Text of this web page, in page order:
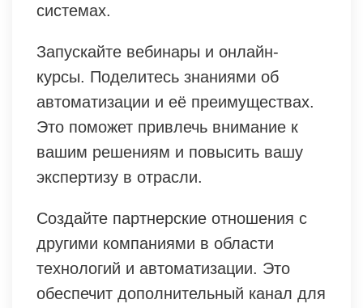
системах.
Запускайте вебинары и онлайн-
курсы. Поделитесь знаниями об
автоматизации и её преимуществах.
Это поможет привлечь внимание к
вашим решениям и повысить вашу
экспертизу в отрасли.
Создайте партнерские отношения с
другими компаниями в области
технологий и автоматизации. Это
обеспечит дополнительный канал для